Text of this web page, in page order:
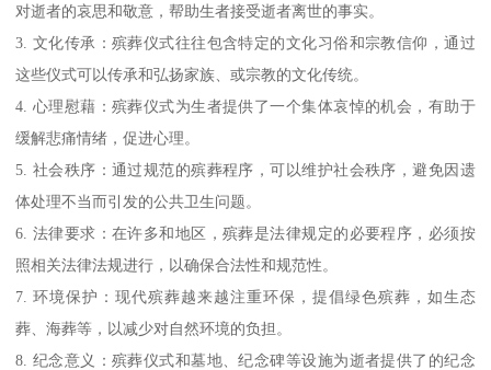
对逝者的哀思和敬意，帮助生者接受逝者离世的事实。
3. 文化传承：殡葬仪式往往包含特定的文化习俗和宗教信仰，通过
这些仪式可以传承和弘扬家族、或宗教的文化传统。
4. 心理慰藉：殡葬仪式为生者提供了一个集体哀悼的机会，有助于
缓解悲痛情绪，促进心理。
5. 社会秩序：通过规范的殡葬程序，可以维护社会秩序，避免因遗
体处理不当而引发的公共卫生问题。
6. 法律要求：在许多和地区，殡葬是法律规定的必要程序，必须按
照相关法律法规进行，以确保合法性和规范性。
7. 环境保护：现代殡葬越来越注重环保，提倡绿色殡葬，如生态
葬、海葬等，以减少对自然环境的负担。
8. 纪念意义：殡葬仪式和墓地、纪念碑等设施为逝者提供了的纪念